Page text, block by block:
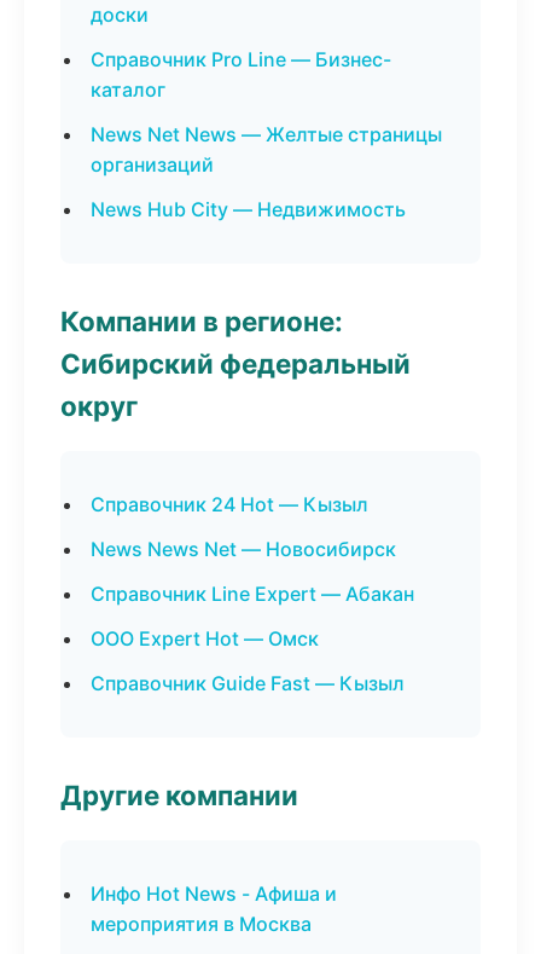
доски
Справочник Pro Line — Бизнес-
каталог
News Net News — Желтые страницы
организаций
News Hub City — Недвижимость
Компании в регионе:
Сибирский федеральный
округ
Справочник 24 Hot — Кызыл
News News Net — Новосибирск
Справочник Line Expert — Абакан
ООО Expert Hot — Омск
Справочник Guide Fast — Кызыл
Другие компании
Инфо Hot News - Афиша и
мероприятия в Москва